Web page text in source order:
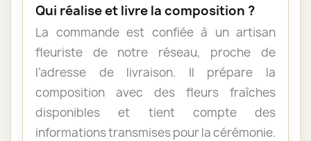
Qui réalise et livre la composition ?
La commande est confiée à un artisan
fleuriste de notre réseau, proche de
l’adresse de livraison. Il prépare la
composition avec des fleurs fraîches
disponibles et tient compte des
informations transmises pour la cérémonie.